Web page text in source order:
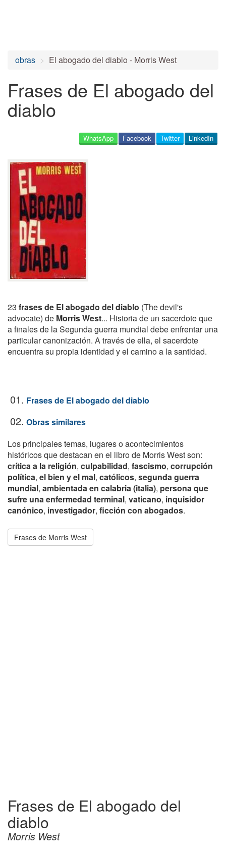
obras El abogado del diablo - Morris West
Frases de El abogado del
diablo
LinkedIn
Twitter
Facebook
WhatsApp
23 frases de El abogado del diablo (The devil's
advocate) de Morris West... Historia de un sacerdote que
a finales de la Segunda guerra mundial debe enfrentar una
particular canonización. A través de ella, el sacerdote
encuentra su propia identidad y el camino a la santidad.
01. Frases de El abogado del diablo
02. Obras similares
Los principales temas, lugares o acontecimientos
históricos que destacan en el libro de Morris West son:
crítica a la religión, culpabilidad, fascismo, corrupción
política, el bien y el mal, católicos, segunda guerra
mundial, ambientada en calabria (italia), persona que
sufre una enfermedad terminal, vaticano, inquisidor
canónico, investigador, ficción con abogados.
Frases de Morris West
Frases de El abogado del
diablo
Morris West